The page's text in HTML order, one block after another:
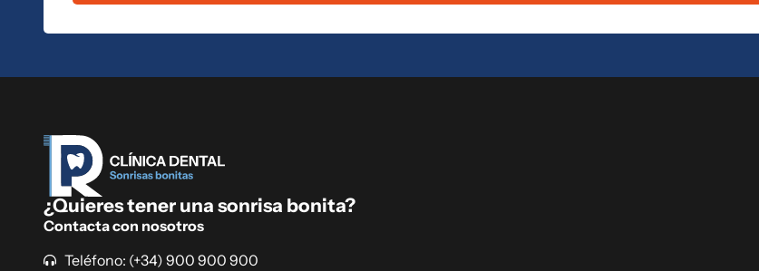
¿Quieres tener una sonrisa bonita?
Contacta con nosotros
Teléfono: (+34) 900 900 900